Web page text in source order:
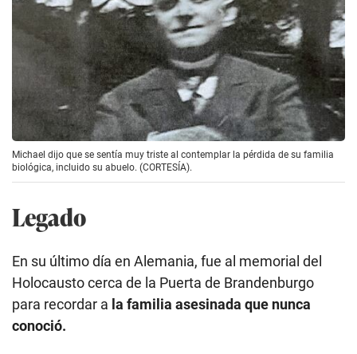
Michael dijo que se sentía muy triste al contemplar la pérdida de su familia
biológica, incluido su abuelo. (CORTESÍA).
Legado
En su último día en Alemania, fue al memorial del
Holocausto cerca de la Puerta de Brandenburgo
para recordar a la familia asesinada que nunca
conoció.